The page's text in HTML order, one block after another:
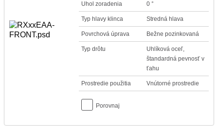
Uhol zoradenia 0 °
Typ hlavy klinca Stredná hlava
Povrchová úprava Bežne pozinkovaná
Typ drôtu
Uhlíková oceľ,
štandardná pevnosť v
ťahu
Prostredie použitia Vnútorné prostredie
Porovnaj